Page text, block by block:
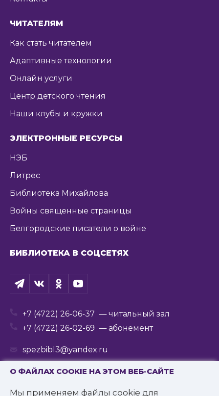
О ФАЙЛАХ COOKIE НА ЭТОМ ВЕБ-САЙТЕ
Мы применяем файлы cookie для
ЧИТАТЕЛЯМ
Как стать читателем
Адаптивные технологии
Онлайн услуги
Центр детского чтения
Наши клубы и кружки
ЭЛЕКТРОННЫЕ РЕСУРСЫ
НЭБ
Литрес
Библиотека Михайлова
Войны священные страницы
Белгородские писатели о войне
БИБЛИОТЕКА В СОЦСЕТЯХ
+7 (4722) 26-06-37 — читальный зал
+7 (4722) 26-02-69 — абонемент
spezbibl3@yandex.ru